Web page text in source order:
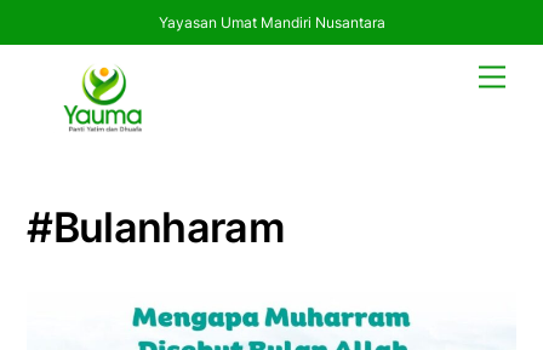
Yayasan Umat Mandiri Nusantara
#bulanharam